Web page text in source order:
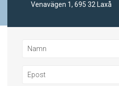
Venavägen 1, 695 32 Laxå